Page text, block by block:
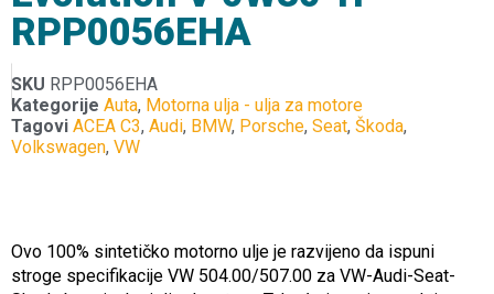
RPP0056EHA
SKU RPP0056EHA
Kategorije Auta, Motorna ulja - ulja za motore
Tagovi ACEA C3, Audi, BMW, Porsche, Seat, Škoda,
Volkswagen, VW
Ovo 100% sintetičko motorno ulje je razvijeno da ispuni
stroge specifikacije VW 504.00/507.00 za VW-Audi-Seat-